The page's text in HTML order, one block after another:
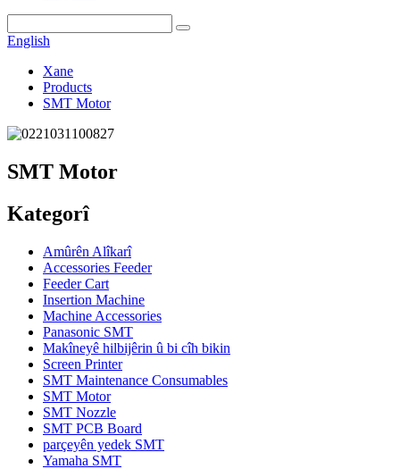
English
Xane
Products
SMT Motor
SMT Motor
Kategorî
Amûrên Alîkarî
Accessories Feeder
Feeder Cart
Insertion Machine
Machine Accessories
Panasonic SMT
Makîneyê hilbijêrin û bi cîh bikin
Screen Printer
SMT Maintenance Consumables
SMT Motor
SMT Nozzle
SMT PCB Board
parçeyên yedek SMT
Yamaha SMT